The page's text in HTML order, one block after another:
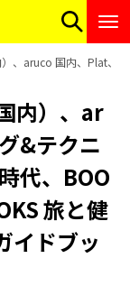
、aruco 国内、Plat、
内）、ar
&テクニ
代、BOO
旅と健
イドブッ